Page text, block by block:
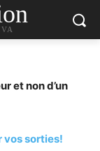
et non d’un
vos sorties!